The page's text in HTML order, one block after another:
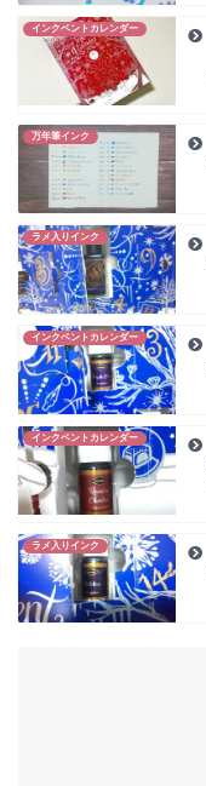
インクベントカレンダー
万年筆インク
ラメ入りインク
インクベントカレンダー
インクベントカレンダー
ラメ入りインク